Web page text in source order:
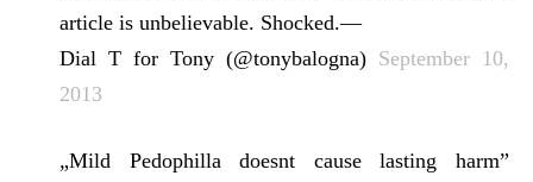
article is unbelievable. Shocked.—
Dial T for Tony (@tonybalogna) September 10,
2013
„Mild Pedophilla doesnt cause lasting harm”